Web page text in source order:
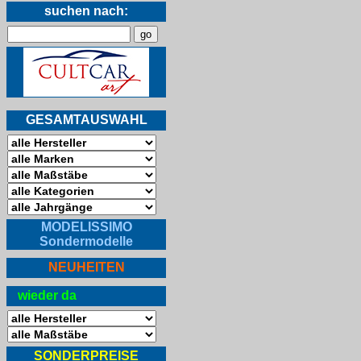
suchen nach:
GESAMTAUSWAHL
MODELISSIMO
Sondermodelle
NEUHEITEN
wieder da
SONDERPREISE